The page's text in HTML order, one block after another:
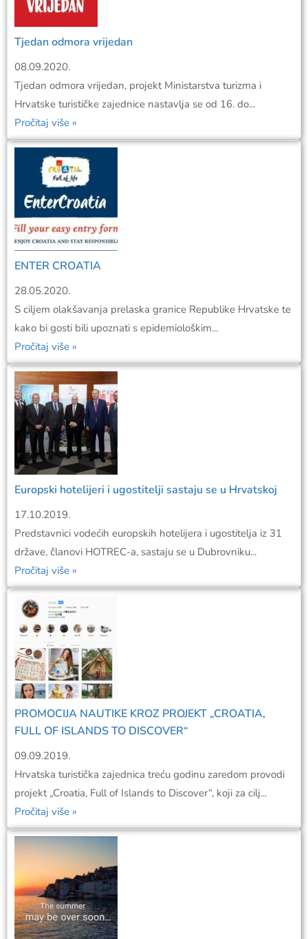
Tjedan odmora vrijedan
08.09.2020.
Tjedan odmora vrijedan, projekt Ministarstva turizma i
Hrvatske turističke zajednice nastavlja se od 16. do...
Pročitaj više »
ENTER CROATIA
28.05.2020.
S ciljem olakšavanja prelaska granice Republike Hrvatske te
kako bi gosti bili upoznati s epidemiološkim...
Pročitaj više »
Europski hotelijeri i ugostitelji sastaju se u Hrvatskoj
17.10.2019.
Predstavnici vodećih europskih hotelijera i ugostitelja iz 31
države, članovi HOTREC-a, sastaju se u Dubrovniku...
Pročitaj više »
PROMOCIJA NAUTIKE KROZ PROJEKT „CROATIA,
FULL OF ISLANDS TO DISCOVER“
09.09.2019.
Hrvatska turistička zajednica treću godinu zaredom provodi
projekt „Croatia, Full of Islands to Discover“, koji za cilj...
Pročitaj više »